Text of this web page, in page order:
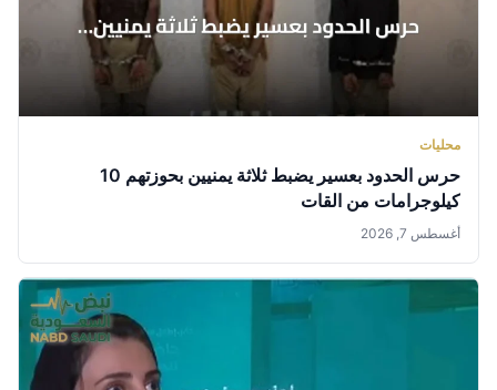
محليات
حرس الحدود بعسير يضبط ثلاثة يمنيين بحوزتهم 10
كيلوجرامات من القات
أغسطس 7, 2026